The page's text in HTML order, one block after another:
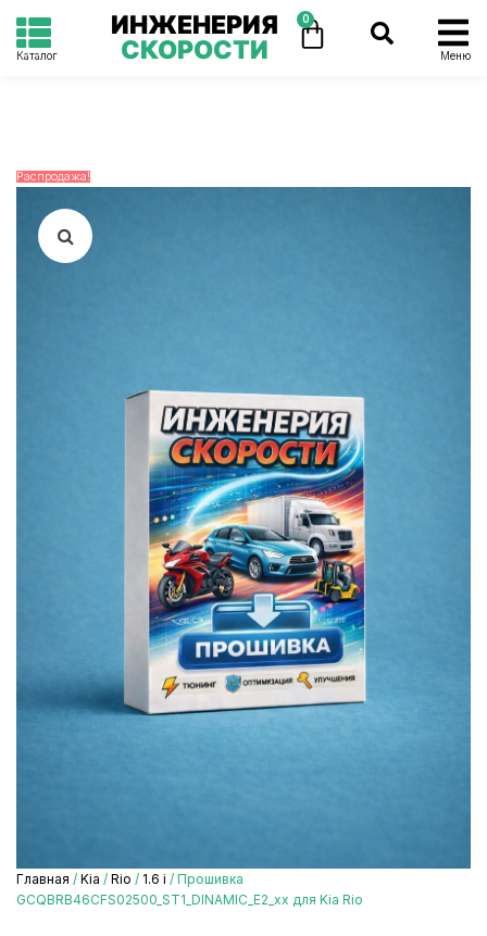
Каталог
ИНЖЕНЕРИЯ
СКОРОСТИ
0
Меню
Распродажа!
Главная / Kia / Rio / 1.6 i / Прошивка
GCQBRB46CFS02500_ST1_DINAMIC_E2_xx для Kia Rio